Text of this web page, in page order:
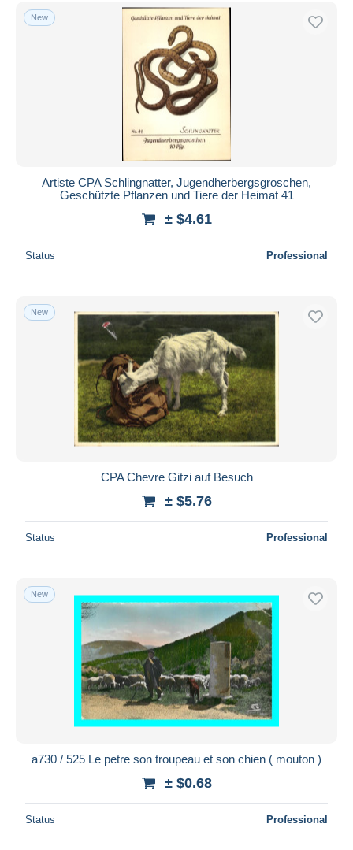
Free shipping
Bank transfer
MasterCard
Bancontact
Maestro
Seller's residence
Submit
New
Artiste CPA Schlingnatter, Jugendherbergsgroschen,
Geschützte Pflanzen und Tiere der Heimat 41
± $4.61
Status Professional
New
CPA Chevre Gitzi auf Besuch
± $5.76
Status Professional
New
a730 / 525 Le petre son troupeau et son chien ( mouton )
± $0.68
Status Professional